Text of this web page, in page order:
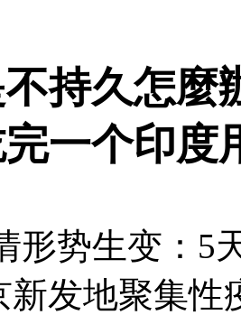
持久怎麼
一个印度
形势生变：5
新发地聚集性